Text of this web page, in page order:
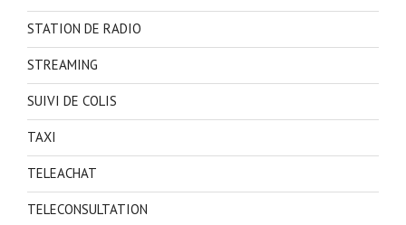
STATION DE RADIO
STREAMING
SUIVI DE COLIS
TAXI
TELEACHAT
TELECONSULTATION